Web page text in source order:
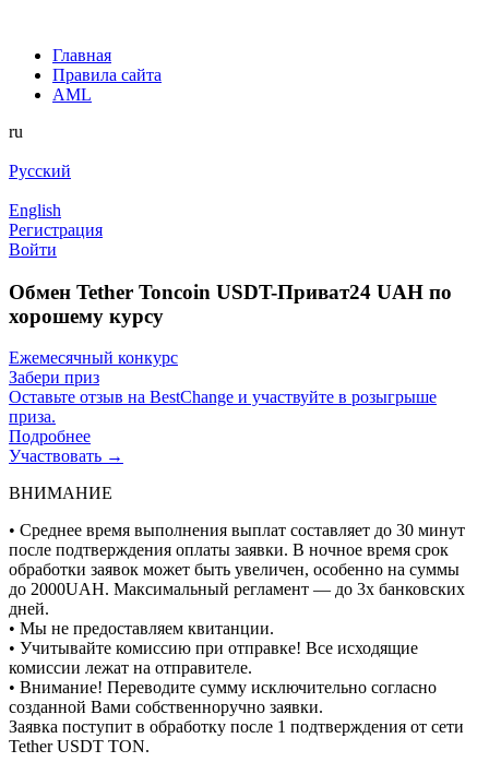
Главная
Правила сайта
AML
ru
Русский
English
Регистрация
Войти
Обмен Tether Toncoin USDT-Приват24 UAH по
хорошему курсу
Ежемесячный конкурс
Забери приз
Оставьте отзыв на BestChange и участвуйте в розыгрыше
приза.
Подробнее
Участвовать →
ВНИМАНИЕ
• Среднее время выполнения выплат составляет до 30 минут
после подтверждения оплаты заявки. В ночное время срок
обработки заявок может быть увеличен, особенно на суммы
до 2000UAH. Максимальный регламент — до 3х банковских
дней.
• Мы не предоставляем квитанции.
• Учитывайте комиссию при отправке! Все исходящие
комиссии лежат на отправителе.
• Внимание! Переводите сумму исключительно согласно
созданной Вами собственноручно заявки.
Заявка поступит в обработку после 1 подтверждения от сети
Tether USDT TON.